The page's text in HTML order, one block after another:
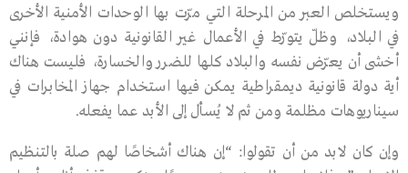
ويستخلص العبر من المرحلة التي مرّت بها الوحدات الأمنية الأخرى
في البلاد، وظلّ يتورّط في الأعمال غير القانونية دون هوادة، فإنني
أخشى أن يعرّض نفسه والبلاد كلها للضرر والخسارة، فليست هناك
أية دولة قانونية ديمقراطية يمكن فيها استخدام جهاز المخابرات في
سيناريوهات مظلمة ومن ثم لا يُسأل إلى الأبد عما يفعله.
وإن كان لابد من أن تقولوا: “إن هناك أشخاصًا لهم صلة بالتنظيم